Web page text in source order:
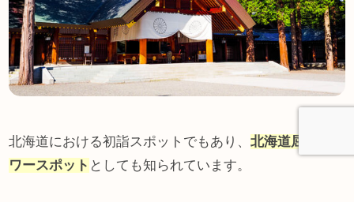
北海道における初詣スポットでもあり、北海道屈指のパ
ワースポット としても知られています。